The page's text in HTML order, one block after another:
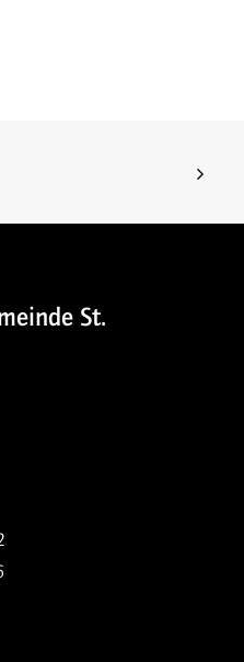
St.